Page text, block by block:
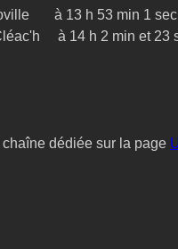
à 13 h 53 min 1 sec
à 14 h 2 min et 23
dédiée sur la page